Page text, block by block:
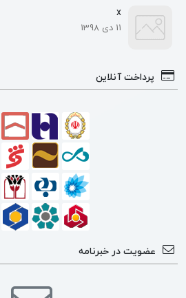
x
11 دی 1398
پرداخت آنلاین
عضویت در خبرنامه